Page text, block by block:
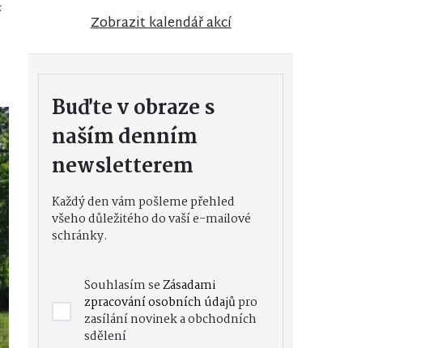
Zobrazit kalendář akcí
Buďte v obraze s
naším denním
newsletterem
Každý den vám pošleme přehled
všeho důležitého do vaší e-mailové
schránky.
Souhlasím seZásadami
zpracování osobních údajůpro
zasílání novinek a obchodních
sdělení